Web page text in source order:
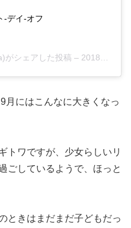
-デイ-オフ
がシェアした投稿 – 2018年 9月月2日午前1時59分PDT
月にはこんなに大きくなっ
トワですが、少女らしいリ
ごしているようで、ほっと
ときはまだまだ子どもだっ